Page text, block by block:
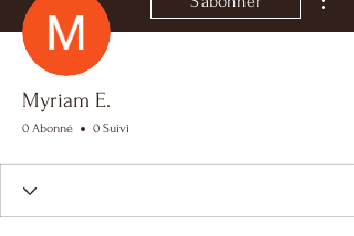
Myriam E.
0 Abonné 0 Suivi